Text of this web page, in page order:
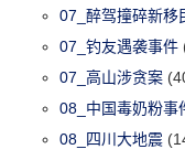
07_醉驾撞碎新移
07_钓友遇袭事件
07_高山涉贪案
08_中国毒奶粉事
08_四川大地震